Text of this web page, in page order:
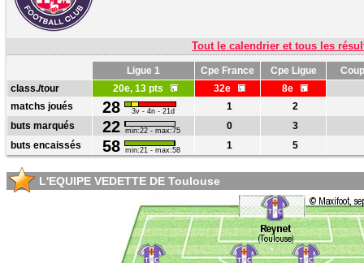
Tout le calendrier et tous les
Ligue 1 Cpe France Cpe Ligue
class./tour
20e, 13 pts 32e
8e
matchs joués
28 3v - 4n - 21d 1
2
buts marqués
22 min:22 - max:75 0
3
buts encaissés
58 min:21 - max:58 1 5
L'EQUIPE VEDETTE DE Toulouse